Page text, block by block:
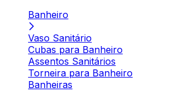
Banheiro
Vaso Sanitário
Cubas para Banheiro
Assentos Sanitários
Torneira para Banheiro
Banheiras